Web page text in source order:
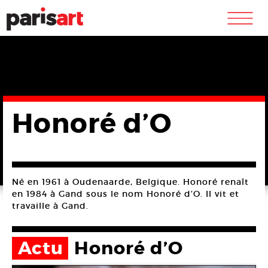
m
Honoré d’O
Né en 1961 à Oudenaarde, Belgique. Honoré renaît
en 1984 à Gand sous le nom Honoré d’O. Il vit et
travaille à Gand.
Actu Honoré d’O